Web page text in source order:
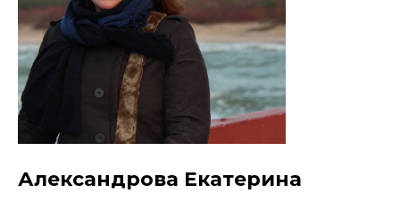
Александрова Екатерина